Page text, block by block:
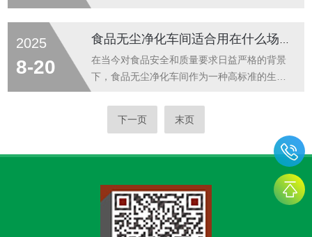
间内空气的洁净程度。洁净等级越高，车间内
的微生物和颗粒物含量越低，食品的安全性越
高。食品无尘净化车间的洁净等级通常根据
过高效的空气过滤和吹淋功能，有效减少人员
和物料进入车间时携带的灰尘和微生物，从而
保障食品加工过程的卫生和安全。本文将探讨
带入食品加工过程中，灰尘和微生物是影响产
品质量和安全的主要因素之一。风淋室通过高
速洁净空气吹淋，能够有效去除人员和物料
2025
8-20
食品无尘净化车间适合用在什么场合？
在当今对食品安全和质量要求日益严格的背景
下，食品无尘净化车间作为一种高标准的生产
升食品的品质和生产效率。那么，食品无尘净
化车间究竟适合用在哪些场合呢？一、食品加
工与生产环节食品无尘净化车间在食品加工与
工、果蔬保鲜，还是烘焙食品、饮料生产，无
尘净化车间都能为食品提供一个清洁、无污染
的生产环境。例如，在肉类加工车间，无尘环
下一页 末页